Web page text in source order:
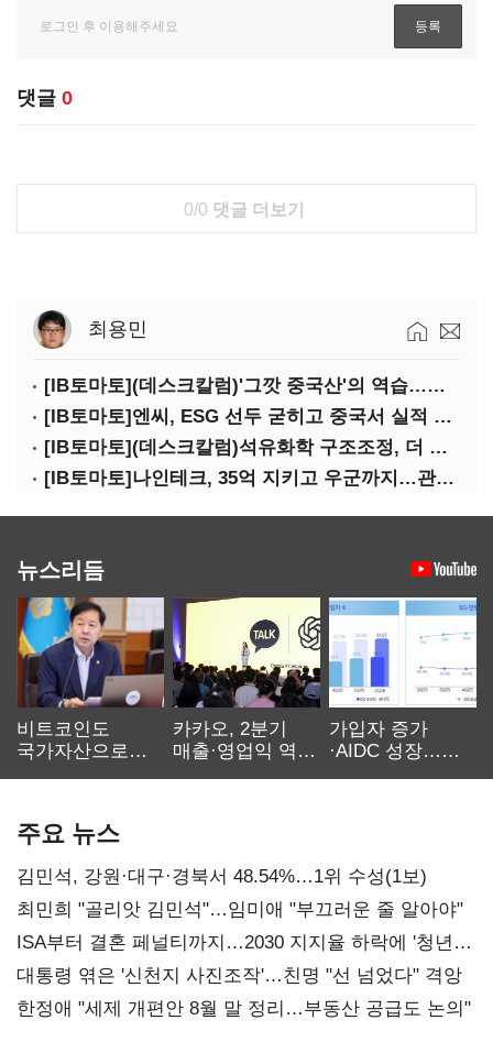
댓글 0
0/0 댓글 더보기
최용민
[IB토마토](데스크칼럼)'그깟 중국산'의 역습…전기차 시장도 내줄 셈인가
[IB토마토]엔씨, ESG 선두 굳히고 중국서 실적 반등 시동
[IB토마토](데스크칼럼)석유화학 구조조정, 더 미루면 공멸이다
[IB토마토]나인테크, 35억 지키고 우군까지…관계사 활용 '1석2조'
뉴스리듬
비트코인도
국가자산으로…'
카카오, 2분기
매출·영업익 역대
가입자 증가
·AIDC 성장…
주요 뉴스
김민석, 강원·대구·경북서 48.54%…1위 수성(1보)
최민희 "골리앗 김민석"…임미애 "부끄러운 줄 알아야"
ISA부터 결혼 페널티까지…2030 지지율 하락에 '청년
챙기기'
대통령 엮은 '신천지 사진조작'…친명 "선 넘었다" 격앙
한정애 "세제 개편안 8월 말 정리…부동산 공급도 논의"